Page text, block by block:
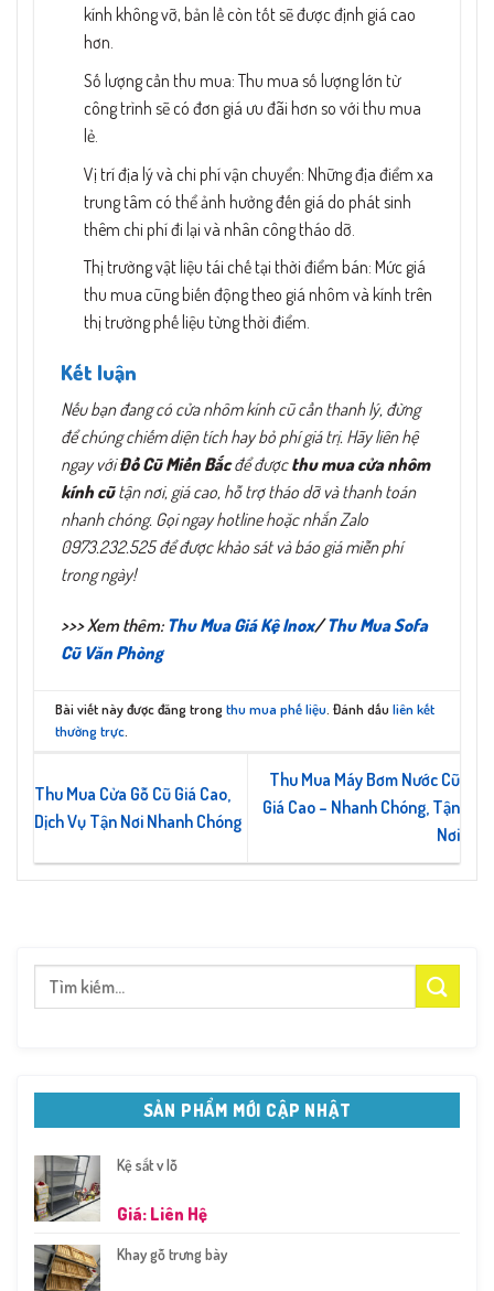
SẢN PHẨM MỚI CẬP NHẬT
Kệ sắt v lỗ
Giá: Liên Hệ
Khay gỗ trưng bày
kính không vỡ, bản lề còn tốt sẽ được định giá cao
hơn.
Số lượng cần thu mua: Thu mua số lượng lớn từ
công trình sẽ có đơn giá ưu đãi hơn so với thu mua
lẻ.
Vị trí địa lý và chi phí vận chuyển: Những địa điểm xa
trung tâm có thể ảnh hưởng đến giá do phát sinh
thêm chi phí đi lại và nhân công tháo dỡ.
Thị trường vật liệu tái chế tại thời điểm bán: Mức giá
thu mua cũng biến động theo giá nhôm và kính trên
thị trường phế liệu từng thời điểm.
Kết luận
Nếu bạn đang có cửa nhôm kính cũ cần thanh lý, đừng
để chúng chiếm diện tích hay bỏ phí giá trị. Hãy liên hệ
ngay vớiĐồ Cũ Miền Bắcđể đượcthu mua cửa nhôm
kính cũtận nơi, giá cao, hỗ trợ tháo dỡ và thanh toán
nhanh chóng. Gọi ngay hotline hoặc nhắn Zalo
0973.232.525 để được khảo sát và báo giá miễn phí
trong ngày!
>>> Xem thêm: Thu Mua Giá Kệ Inox/Thu Mua Sofa
Cũ Văn Phòng
Bài viết này được đăng trongthu mua phế liệu. Đánh dấuliên kết
thường trực.
Thu Mua Cửa Gỗ Cũ Giá Cao,
Dịch Vụ Tận Nơi Nhanh Chóng
Thu Mua Máy Bơm Nước Cũ
Giá Cao – Nhanh Chóng, Tận
Nơi